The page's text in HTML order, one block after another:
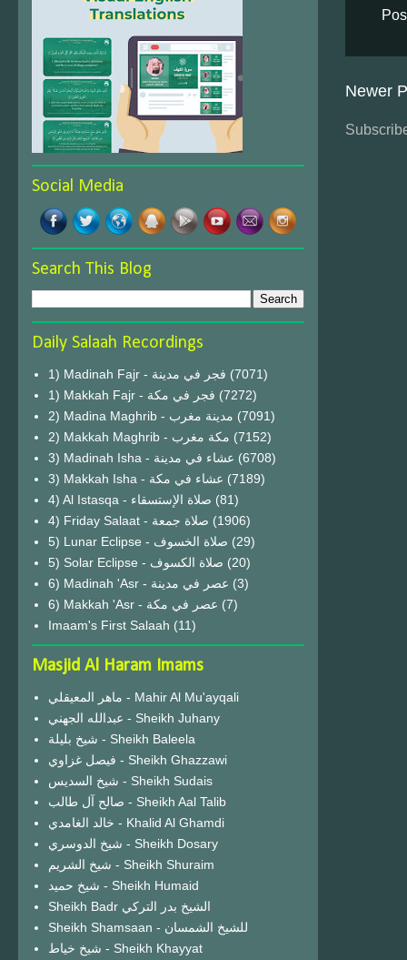
Newer
Social Media
Search This Blog
Daily Salaah Recordings
1) Madinah Fajr - فجر في مدينة (7071)
1) Makkah Fajr - فجر في مكة (7272)
2) Madina Maghrib - مدينة مغرب (7091)
2) Makkah Maghrib - مكة مغرب (7152)
3) Madinah Isha - عشاء في مدينة (6708)
3) Makkah Isha - عشاء في مكة (7189)
4) Al Istasqa - صلاة الإستسقاء (81)
4) Friday Salaat - صلاة جمعة (1906)
5) Lunar Eclipse - صلاة الخسوف (29)
(20)
6) Madinah 'Asr - عصر في مدينة (3)
6) Makkah 'Asr - عصر في مكة (7)
Imaam's First Salaah (11)
Masjid Al Haram Imams
ماهر المعيقلي - Mahir Al Mu'ayqali
عبدالله الجهني - Sheikh Juhany
شيخ بليلة - Sheikh Baleela
فيصل غزاوي - Sheikh Ghazzawi
شيخ السديس - Sheikh Sudais
صالح آل طالب - Sheikh Aal Talib
خالد الغامدي - Khalid Al Ghamdi
شيخ الدوسري - Sheikh Dosary
شيخ الشريم - Sheikh Shuraim
شيخ حميد - Sheikh Humaid
Sheikh Badr الشيخ بدر التركي
Sheikh Shamsaan - للشيخ الشمسان
شيخ خياط - Sheikh Khayyat